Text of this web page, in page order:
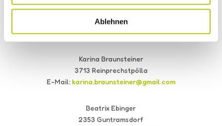
Ablehnen
3902 Vitis
karin.lenz@gmx.at
Karina Braunsteiner
3713 Reinprechstpölla
E-Mail: karina.braunsteiner@gmail.com
Beatrix Ebinger
2353 Guntramsdorf